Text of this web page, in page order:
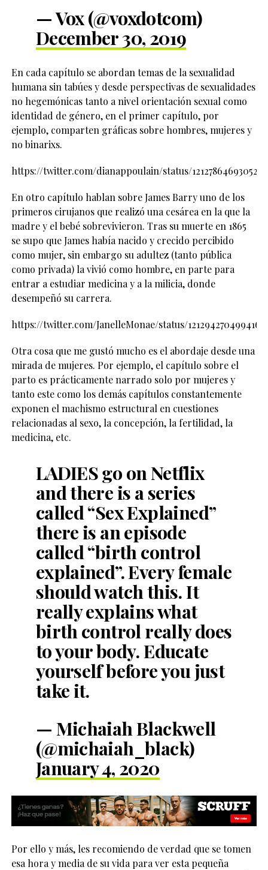
— Vox (@voxdotcom)
December 30, 2019
En cada capítulo se abordan temas de la sexualidad
humana sin tabúes y desde perspectivas de sexualidades
no hegemónicas tanto a nivel orientación sexual como
identidad de género, en el primer capítulo, por
ejemplo, comparten gráficas sobre hombres, mujeres y
no binarixs.
https://twitter.com/dianappoulain/status/
En otro capítulo hablan sobre James Barry uno de los
primeros cirujanos que realizó una cesárea en la que la
madre y el bebé sobrevivieron. Tras su muerte en 1865
se supo que James había nacido y crecido percibido
como mujer, sin embargo su adultez (tanto pública
como privada) la vivió como hombre, en parte para
entrar a estudiar medicina y a la milicia, donde
desempeñó su carrera.
https://twitter.com/JanelleMonae/status/
Otra cosa que me gustó mucho es el abordaje desde una
mirada de mujeres. Por ejemplo, el capítulo sobre el
parto es prácticamente narrado solo por mujeres y
tanto este como los demás capítulos constantemente
exponen el machismo estructural en cuestiones
relacionadas al sexo, la concepción, la fertilidad, la
medicina, etc.
LADIES go on Netflix
and there is a series
called “Sex Explained”
there is an episode
called “birth control
explained”. Every female
should watch this. It
really explains what
birth control really does
to your body. Educate
yourself before you just
take it.
— Michaiah Blackwell
(@michaiah_black)
January 4, 2020
Por ello y más, les recomiendo de verdad que se tomen
esa hora y media de su vida para ver esta pequeña